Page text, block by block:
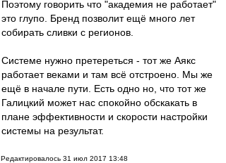
Поэтому говорить что "академия не работает"
это глупо. Бренд позволит ещё много лет
собирать сливки с регионов.
Системе нужно претереться - тот же Аякс
работает веками и там всё отстроено. Мы же
ещё в начале пути. Есть одно но, что тот же
Галицкий может нас спокойно обскакать в
плане эффективности и скорости настройки
системы на результат.
Редактировалось 31 июл 2017 13:48